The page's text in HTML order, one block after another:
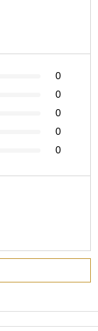
0
0
0
0
0